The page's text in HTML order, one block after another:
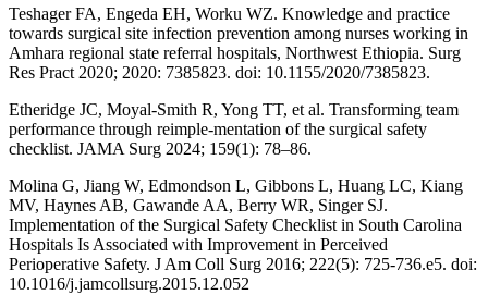
Teshager FA, Engeda EH, Worku WZ. Knowledge and practice
towards surgical site infection prevention among nurses working in
Amhara regional state referral hospitals, Northwest Ethiopia. Surg
Res Pract 2020; 2020: 7385823. doi: 10.1155/2020/7385823.
Etheridge JC, Moyal-Smith R, Yong TT, et al. Transforming team
performance through reimple-mentation of the surgical safety
checklist. JAMA Surg 2024; 159(1): 78–86.
Molina G, Jiang W, Edmondson L, Gibbons L, Huang LC, Kiang
MV, Haynes AB, Gawande AA, Berry WR, Singer SJ.
Implementation of the Surgical Safety Checklist in South Carolina
Hospitals Is Associated with Improvement in Perceived
Perioperative Safety. J Am Coll Surg 2016; 222(5): 725-736.e5. doi:
10.1016/j.jamcollsurg.2015.12.052